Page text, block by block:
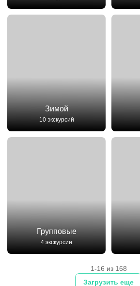
Зимой
10 экскурсий
Групповые
4 экскурсии
Загрузить еще
1-16 из 168